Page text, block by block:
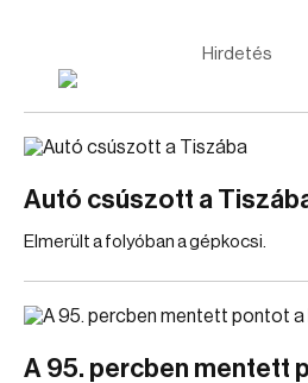
Hirdetés
Autó csúszott a
Elmerült a folyóban a gépkocsi.
A 95. percben mentett